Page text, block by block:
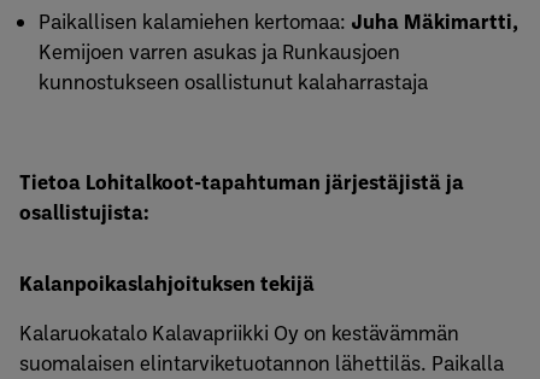
Paikallisen kalamiehen kertomaa: Juha Mäkimartti,
Kemijoen varren asukas ja Runkausjoen
kunnostukseen osallistunut kalaharrastaja
Tietoa Lohitalkoot-tapahtuman järjestäjistä ja
osallistujista:
Kalanpoikaslahjoituksen tekijä
Kalaruokatalo Kalavapriikki Oy on kestävämmän
suomalaisen elintarviketuotannon lähettiläs. Paikalla